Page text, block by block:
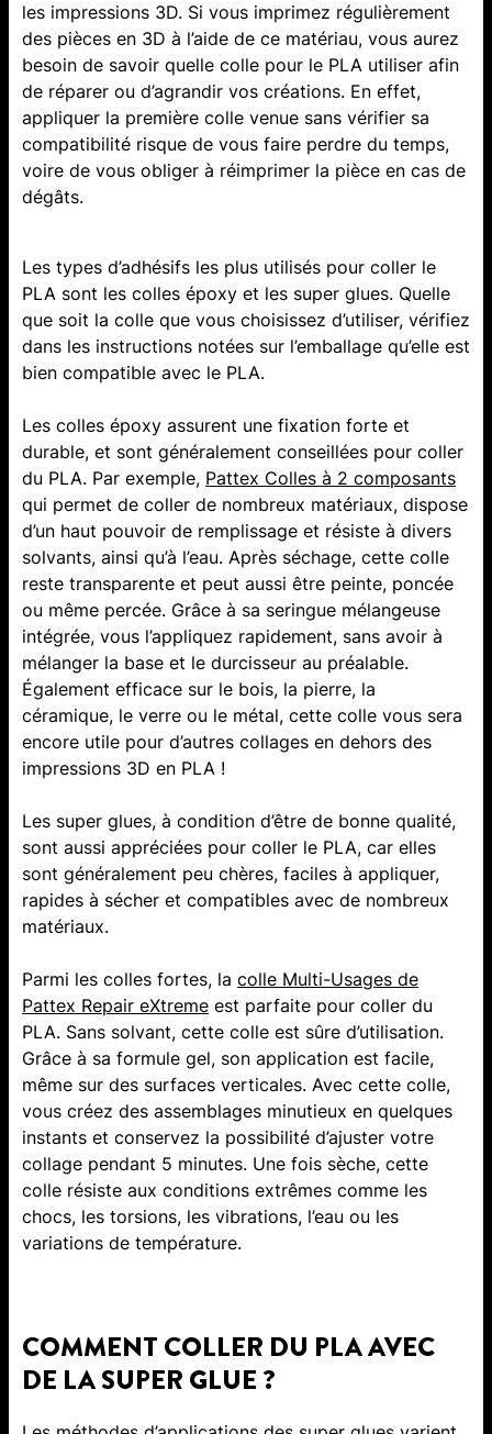
les impressions 3D. Si vous imprimez régulièrement
des pièces en 3D à l’aide de ce matériau, vous aurez
besoin de savoir quelle colle pour le PLA utiliser afin
de réparer ou d’agrandir vos créations. En effet,
appliquer la première colle venue sans vérifier sa
compatibilité risque de vous faire perdre du temps,
voire de vous obliger à réimprimer la pièce en cas de
dégâts.
Les types d’adhésifs les plus utilisés pour coller le
PLA sont les colles époxy et les super glues. Quelle
que soit la colle que vous choisissez d’utiliser, vérifiez
dans les instructions notées sur l’emballage qu’elle est
bien compatible avec le PLA.
Les colles époxy assurent une fixation forte et
durable, et sont généralement conseillées pour coller
du PLA. Par exemple, Pattex Colles à 2 composants
qui permet de coller de nombreux matériaux, dispose
d’un haut pouvoir de remplissage et résiste à divers
solvants, ainsi qu’à l’eau. Après séchage, cette colle
reste transparente et peut aussi être peinte, poncée
ou même percée. Grâce à sa seringue mélangeuse
intégrée, vous l’appliquez rapidement, sans avoir à
mélanger la base et le durcisseur au préalable.
Également efficace sur le bois, la pierre, la
céramique, le verre ou le métal, cette colle vous sera
encore utile pour d’autres collages en dehors des
impressions 3D en PLA !
Les super glues, à condition d’être de bonne qualité,
sont aussi appréciées pour coller le PLA, car elles
sont généralement peu chères, faciles à appliquer,
rapides à sécher et compatibles avec de nombreux
matériaux.
Parmi les colles fortes, la colle Multi-Usages de
Pattex Repair eXtreme est parfaite pour coller du
PLA. Sans solvant, cette colle est sûre d’utilisation.
Grâce à sa formule gel, son application est facile,
même sur des surfaces verticales. Avec cette colle,
vous créez des assemblages minutieux en quelques
instants et conservez la possibilité d’ajuster votre
collage pendant 5 minutes. Une fois sèche, cette
colle résiste aux conditions extrêmes comme les
chocs, les torsions, les vibrations, l’eau ou les
variations de température.
COMMENT COLLER DU PLA AVEC
DE LA SUPER GLUE ?